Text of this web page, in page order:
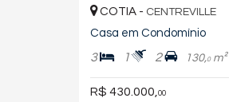
COTIA - CENTREVILLE
Casa em Condomínio
3 1 2 130,0m²
R$ 430.000, 00